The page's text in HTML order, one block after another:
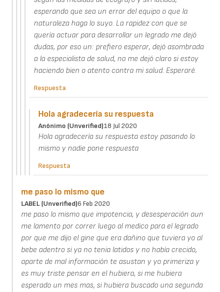
esperando que sea un error del equipo o que la
naturaleza haga lo suyo. La rapidez con que se
quería actuar para desarrollar un legrado me dejó
dudas, por eso un: prefiero esperar, dejó asombrada
a la especialista de salud, no me dejó claro si estoy
haciendo bien o atento contra mi salud. Esperaré.
Respuesta
Hola agradecería su respuesta
Anónimo (unverified)18 Jul 2020
Hola agradecería su respuesta estoy pasando lo
mismo y nadie pone respuesta
Respuesta
me paso lo mismo que
LABEL (unverified)6 Feb 2020
me paso lo mismo que impotencia, y desesperación aun
me lamento por correr luego al medico para el legrado
por que me dijo el gine que era dañino que tuviera yo al
bebe adentro si ya no tenia latidos y no había crecido,
aparte de mal información te asustan y yo primeriza y
es muy triste pensar en el hubiera, si me hubiera
esperado un mes mas, si hubiera buscado una segunda